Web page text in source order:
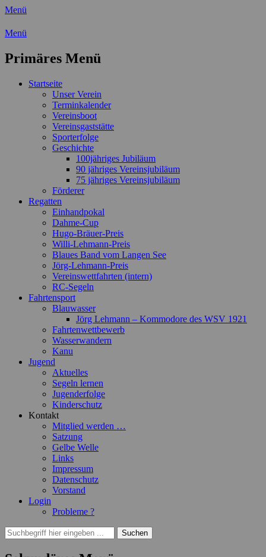
Menü
Wassersport-Verein 1921 e.V.
Freizeit mit der ganzen Familie
Menü
Primäres Menü
Zum
Startseite
Unser Verein
Terminkalender
Vereinsboot
Vereinsgaststätte
Sporterfolge
Geschichte
100jähriges Jubiläum
90 jähriges Vereinsjubiläum
75 jähriges Vereinsjubiläum
Förderer
Regatten
Einhandpokal
Dahme-Cup
Hugo-Bräuer-Preis
Willi-Lehmann-Preis
Blaues Band vom Langen See
Jörg-Lehmann-Preis
Vereinswettfahrten (intern)
RC-Segeln
Fahrtensport
Blauwasser
Jörg Lehmann – Kommodore des WSV 1921
Fahrtenwettbewerb
Wasserwandern
Kanu
Jugend
Aktuelles
Segeln lernen
Jugenderfolge
Kinderschutz
Kontakt
Mitglied werden …
Satzung
Gelbe Welle
Links
Impressum
Datenschutz
Vorstand
Login
Probleme ?
Suchen
Suchen
nach: